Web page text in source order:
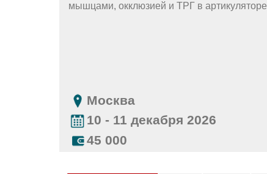
мышцами, окклюзией и ТРГ в артикуляторе
Москва
10 - 11 декабря 2026
45 000